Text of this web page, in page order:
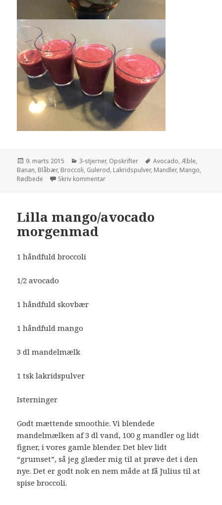
Udgivet
i
9. marts 2015 Kategorier
3-stjerner, Opskrifter Tags
Avocado,Æble,
Banan, Blåbær, Broccoli, Gulerod, Lakridspulver, Mandler, Mango,
Rødbede
Skriv kommentar
Lilla mango/avocado
morgenmad
1 håndfuld broccoli
1/2 avocado
1 håndfuld skovbær
1 håndfuld mango
3 dl mandelmælk
1 tsk lakridspulver
Isterninger
Godt mættende smoothie. Vi blendede
mandelmælken af 3 dl vand, 100 g mandler og lidt
figner, i vores gamle blender. Det blev lidt
“grumset”, så jeg glæder mig til at prøve det i den
nye. Det er godt nok en nem måde at få Julius til at
spise broccoli.